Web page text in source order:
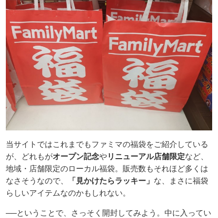
当サイトではこれまでもファミマの福袋をご紹介している
が、どれもがオープン記念やリニューアル店舗限定など、
地域・店舗限定のローカル福袋。販売数もそれほど多くは
なさそうなので、
「見かけたらラッキー」 な、まさに福袋
らしいアイテムなのかもしれない。
──ということで、さっそく開封してみよう。中に入ってい